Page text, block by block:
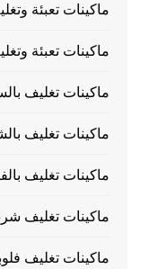
ماكينات تعبئة
ماكينات تعبئة
ماكينات تغليف
ماكينات تغليف
ماكينات تغليف
ماكينات تغليف
ماكينات تغليف